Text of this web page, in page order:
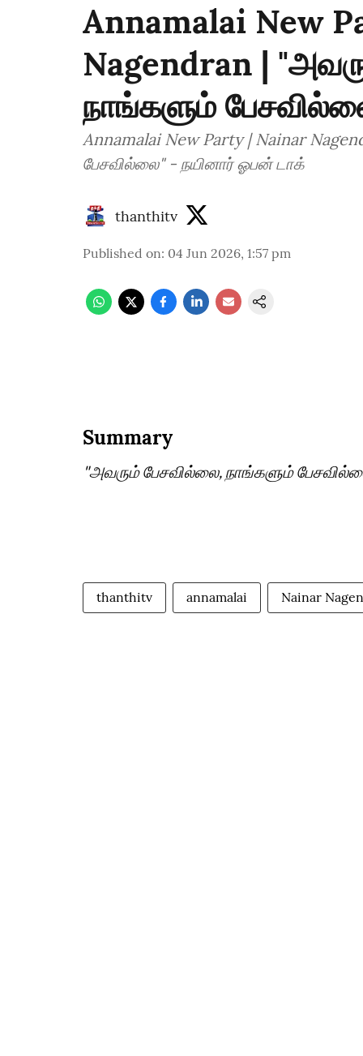
Annamalai New
Nagendran |
நாங்களும்
Annamalai New Party | Nainar
பேசவில்லை" - நயினார் ஓபன் டாக்
thanthitv
Published on: 04 Jun 2026, 1:57 pm
Summary
"அவரும் பேசவில்லை, நாங்களும்
thanthitv annamalai Nainar